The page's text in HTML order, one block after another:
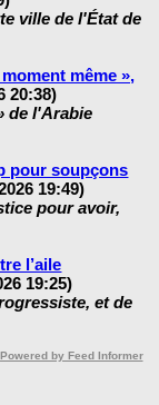
ville de l'État de
même »,
20:38)
de l'Arabie
pour soupçons
19:49)
pour avoir,
l’aile
19:25)
et de
Powered by Feed Informer